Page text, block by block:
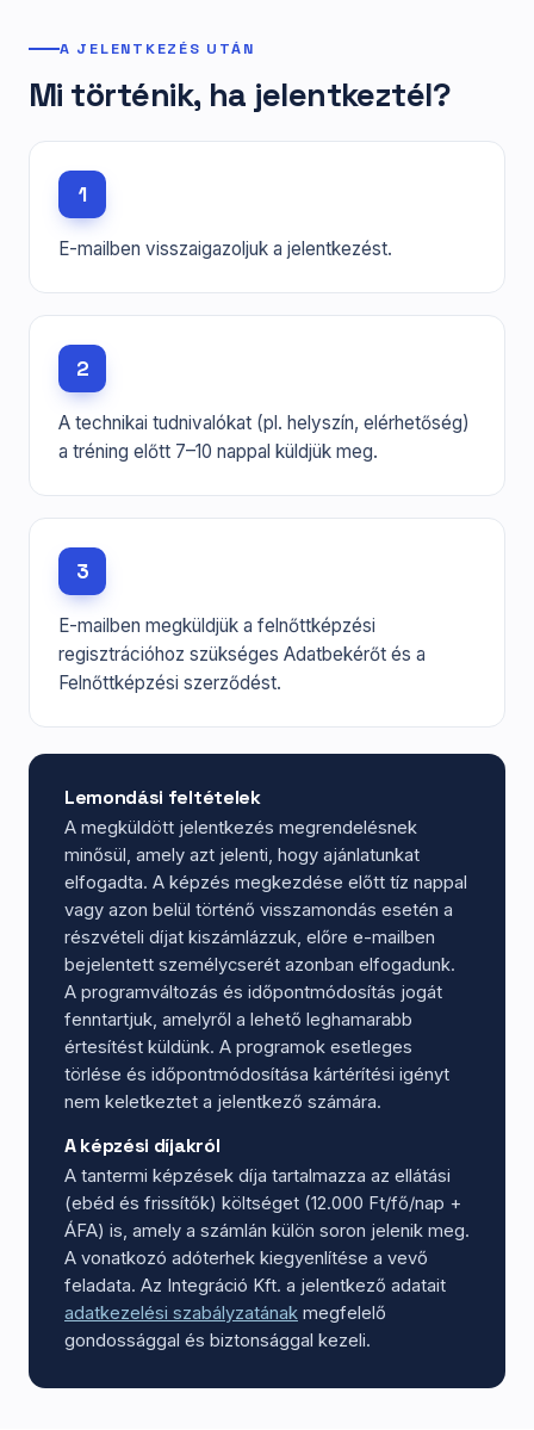
A JELENTKEZÉS UTÁN
Mi történik, ha jelentkeztél?
1
E-mailben visszaigazoljuk a jelentkezést.
2
A technikai tudnivalókat (pl. helyszín, elérhetőség)
a tréning előtt 7–10 nappal küldjük meg.
3
E-mailben megküldjük a felnőttképzési
regisztrációhoz szükséges Adatbekérőt és a
Felnőttképzési szerződést.
Lemondási feltételek
A megküldött jelentkezés megrendelésnek
minősül, amely azt jelenti, hogy ajánlatunkat
elfogadta. A képzés megkezdése előtt tíz nappal
vagy azon belül történő visszamondás esetén a
részvételi díjat kiszámlázzuk, előre e-mailben
bejelentett személycserét azonban elfogadunk.
A programváltozás és időpontmódosítás jogát
fenntartjuk, amelyről a lehető leghamarabb
értesítést küldünk. A programok esetleges
törlése és időpontmódosítása kártérítési igényt
nem keletkeztet a jelentkező számára.
A képzési díjakról
A tantermi képzések díja tartalmazza az ellátási
(ebéd és frissítők) költséget (12.000 Ft/fő/nap +
ÁFA) is, amely a számlán külön soron jelenik meg.
A vonatkozó adóterhek kiegyenlítése a vevő
feladata. Az Integráció Kft. a jelentkező adatait
adatkezelési szabályzatának megfelelő
gondossággal és biztonsággal kezeli.